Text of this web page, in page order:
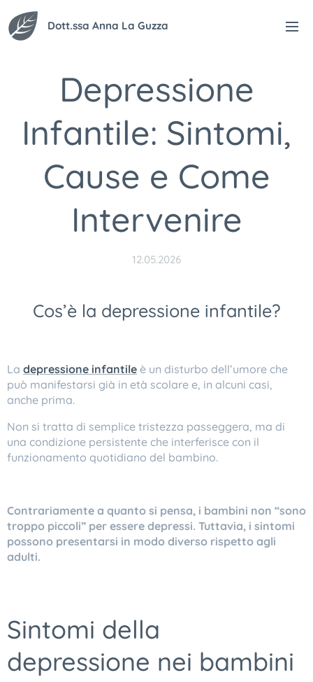
Dott.ssa Anna La Guzza
Depressione
Infantile: Sintomi,
Cause e Come
Intervenire
12.05.2026
Cos’è la depressione infantile?
La depressione infantile è un disturbo dell’umore che
può manifestarsi già in età scolare e, in alcuni casi,
anche prima.
Non si tratta di semplice tristezza passeggera, ma di
una condizione persistente che interferisce con il
funzionamento quotidiano del bambino.
Contrariamente a quanto si pensa, i bambini non “sono
troppo piccoli” per essere depressi. Tuttavia, i sintomi
possono presentarsi in modo diverso rispetto agli
adulti.
Sintomi della
depressione nei bambini